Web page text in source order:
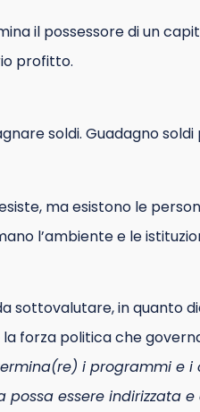
il possessore di un
profitto.
soldi. Guadagno
ma esistono le
l’ambiente e le
sottovalutare, in quanto
forza politica che
i programmi e
essere indirizzata